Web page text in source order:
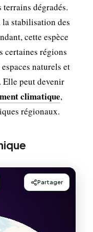
dégradés.
stabilisation des
cette espèce
certaines régions
naturels et
Elle peut devenir
climatique,
régionaux.